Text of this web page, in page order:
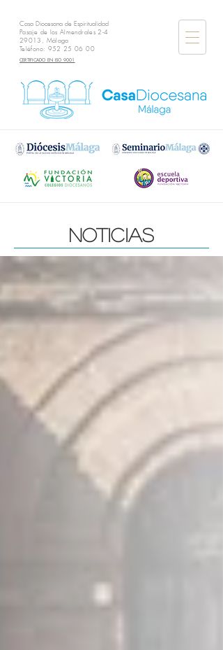
Casa Diocesana de Espiritualidad
Pasaje de los Almendrales 2-4
29013, Málaga
Teléfono: 952 25 06 00
CERTIFICADO EN ISO 9001
noticias